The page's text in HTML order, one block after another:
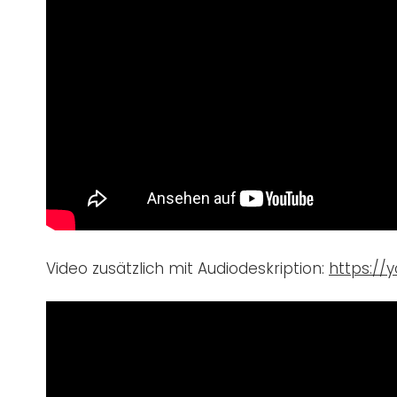
Video zusätzlich mit Audiodeskription: https://